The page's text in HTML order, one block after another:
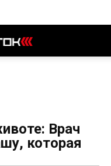
Врач
которая